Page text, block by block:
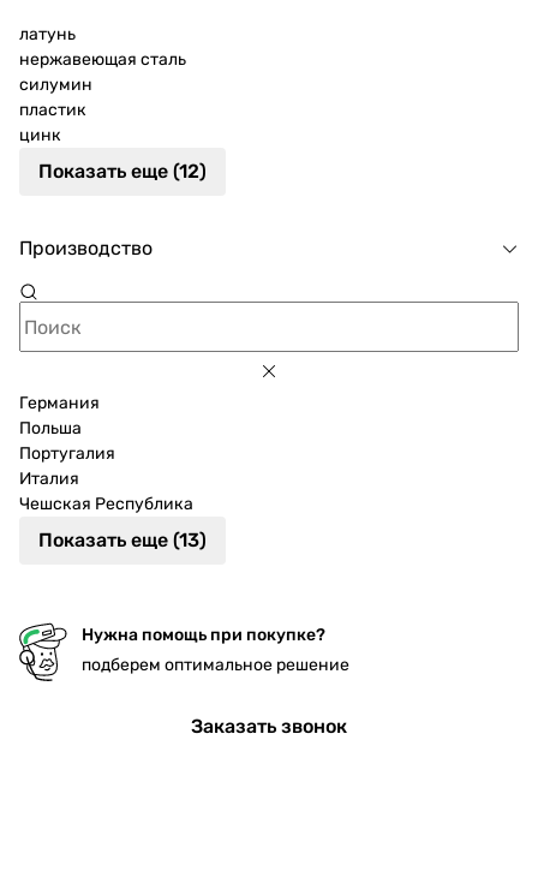
латунь
нержавеющая сталь
силумин
пластик
цинк
Показать еще (12)
Производство
Германия
Польша
Португалия
Италия
Чешская Республика
Показать еще (13)
Нужна помощь при покупке?
подберем оптимальное решение
Заказать звонок